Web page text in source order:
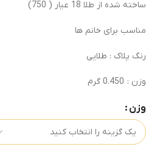
ساخته شده از طلا 18 عیار ( 750)
مناسب برای خانم ها
رنگ پلاک : طلایی
وزن : 0.450 گرم
وزن